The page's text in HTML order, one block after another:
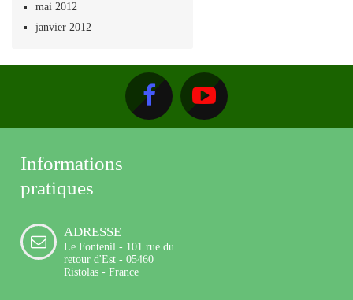
mai 2012
janvier 2012
Informations
pratiques
ADRESSE
Le Fontenil - 101 rue du
retour d'Est - 05460
Ristolas - France